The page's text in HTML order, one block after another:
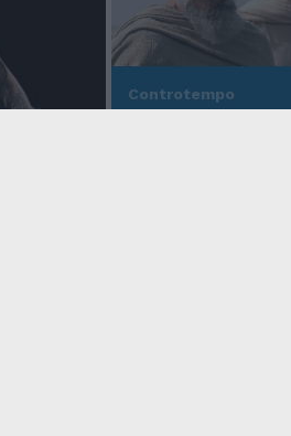
Controtempo